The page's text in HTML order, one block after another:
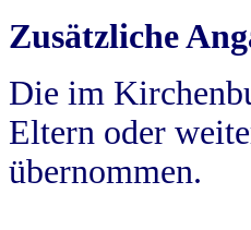
Zusätzliche
Die im
Eltern oder
übernommen.